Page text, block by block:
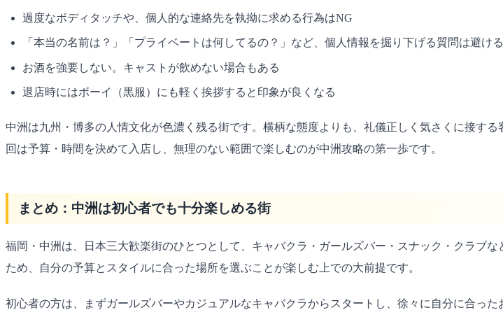
過度なボディタッチや、個人的な連絡先を執拗に求める行為はNG
「本当の名前は？」「プライベートは何してるの？」など、個人情報を掘り下げる質問は避ける
お酒を強要しない。キャストが飲めない場合もある
退店時にはボーイ（黒服）にも軽く挨拶すると印象が良くなる
中洲は九州・博多の人情文化が色濃く残る街です。横柄な態度よりも、礼儀正しく気さくに接す
回は予算・時間を決めて入店し、無理のない範囲で楽しむのが中洲攻略の第一歩です。
まとめ：中洲は初心者でも十分楽しめる街
福岡・中洲は、日本三大歓楽街のひとつとして、キャバクラ・ガールズバー・スナック・クラブ
ため、自分の予算とスタイルに合った場所を選ぶことが楽しむ上での大前提です。
初心者の方は、まずガールズバーやカジュアルなキャバクラからスタートし、徐々に自分に合っ